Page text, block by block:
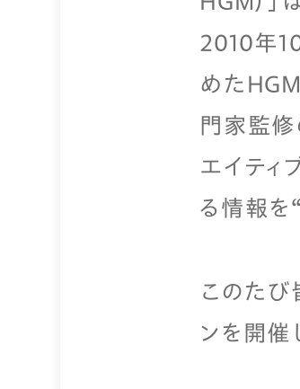
2010年
めた
門家監修
エイティ
る情報を
このたび
ンを開催